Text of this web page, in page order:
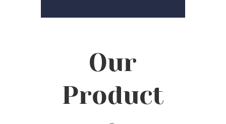
Our
Product